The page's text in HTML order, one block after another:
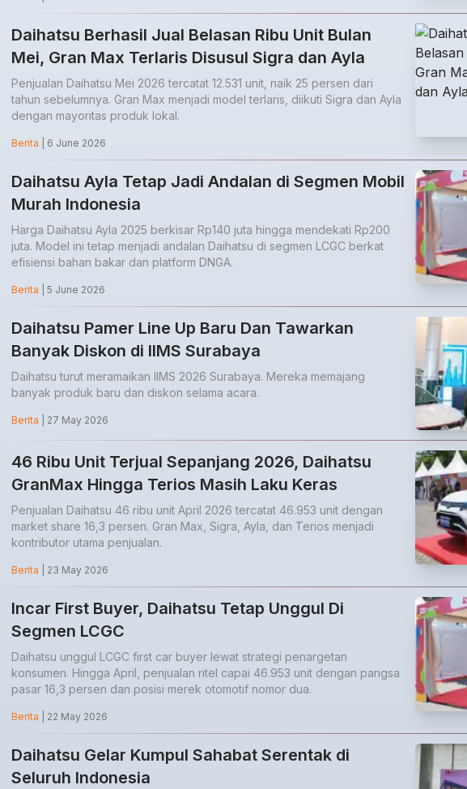
Daihatsu Berhasil Jual Belasan Ribu Unit Bulan
Mei, Gran Max Terlaris Disusul Sigra dan Ayla
Penjualan Daihatsu Mei 2026 tercatat 12.531 unit, naik 25 persen dari
tahun sebelumnya. Gran Max menjadi model terlaris, diikuti Sigra dan Ayla
dengan mayoritas produk lokal.
Berita | 6 June 2026
Daihatsu Ayla Tetap Jadi Andalan di Segmen Mobil
Murah Indonesia
Harga Daihatsu Ayla 2025 berkisar Rp140 juta hingga mendekati Rp200
juta. Model ini tetap menjadi andalan Daihatsu di segmen LCGC berkat
efisiensi bahan bakar dan platform DNGA.
Berita | 5 June 2026
Daihatsu Pamer Line Up Baru Dan Tawarkan
Banyak Diskon di IIMS Surabaya
Daihatsu turut meramaikan IIMS 2026 Surabaya. Mereka memajang
banyak produk baru dan diskon selama acara.
Berita | 27 May 2026
46 Ribu Unit Terjual Sepanjang 2026, Daihatsu
GranMax Hingga Terios Masih Laku Keras
Penjualan Daihatsu 46 ribu unit April 2026 tercatat 46.953 unit dengan
market share 16,3 persen. Gran Max, Sigra, Ayla, dan Terios menjadi
kontributor utama penjualan.
Berita | 23 May 2026
Incar First Buyer, Daihatsu Tetap Unggul Di
Segmen LCGC
Daihatsu unggul LCGC first car buyer lewat strategi penargetan
konsumen. Hingga April, penjualan ritel capai 46.953 unit dengan pangsa
pasar 16,3 persen dan posisi merek otomotif nomor dua.
Berita | 22 May 2026
Daihatsu Gelar Kumpul Sahabat Serentak di
Seluruh Indonesia